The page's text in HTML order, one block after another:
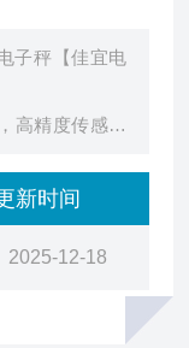
子秤【佳宜电
高精度传感器
重量轻，携带
库码头等需称
新时间
2025-12-18